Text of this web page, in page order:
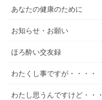
あなたの健康のために
お知らせ・お願い
ほろ酔い交友録
わたくし事ですが・・・・
わたし思うんですけど・・・